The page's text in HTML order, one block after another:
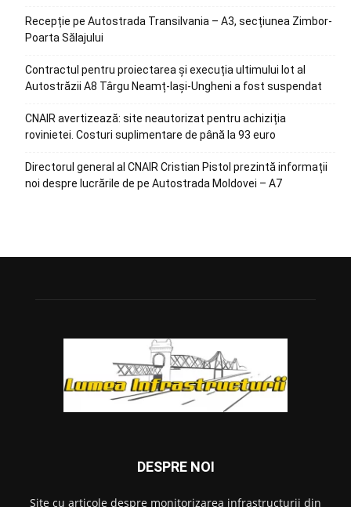
Recepție pe Autostrada Transilvania – A3, secțiunea Zimbor-
Poarta Sălajului
Contractul pentru proiectarea și execuția ultimului lot al
Autostrăzii A8 Târgu Neamț-Iași-Ungheni a fost suspendat
CNAIR avertizează: site neautorizat pentru achiziția
rovinietei. Costuri suplimentare de până la 93 euro
Directorul general al CNAIR Cristian Pistol prezintă informații
noi despre lucrările de pe Autostrada Moldovei – A7
DESPRE NOI
Site cu articole despre monitorizarea infrastructurii din